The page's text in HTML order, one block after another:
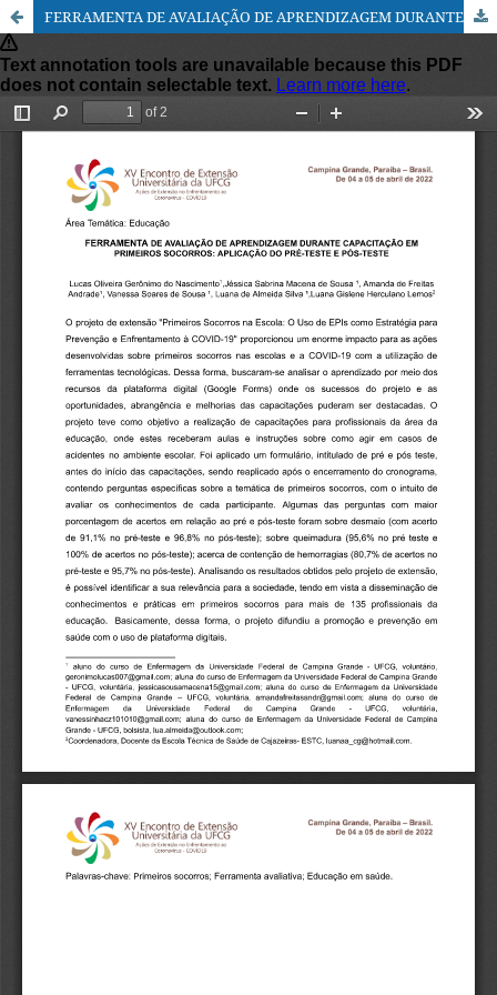
FERRAMENTA DE AVALIAÇÃO DE APRENDIZAGEM DURANTE CAPACITAÇÃO EM PRIMEIROS SOCORROS: APLICAÇÃO DO PRÉ-TESTE E PÓS-TESTE